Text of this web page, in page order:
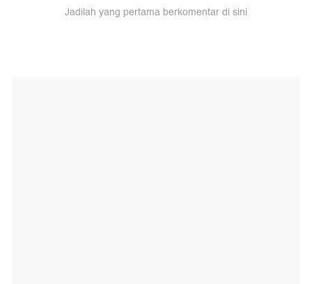
Jadilah yang pertama berkomentar di sini